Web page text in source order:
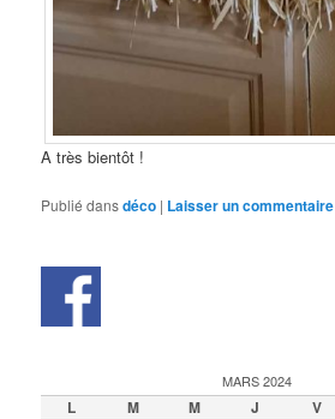
A très bientôt !
Publié dansdéco | Laisser un commentaire
MARS 2024
L M M J V